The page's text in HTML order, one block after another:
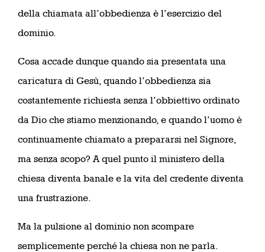
della chiamata all’obbedienza è l’esercizio del
dominio.
Cosa accade dunque quando sia presentata una
caricatura di Gesù, quando l’obbedienza sia
costantemente richiesta senza l’obbiettivo ordinato
da Dio che stiamo menzionando, e quando l’uomo è
continuamente chiamato a prepararsi nel Signore,
ma senza scopo? A quel punto il ministero della
chiesa diventa banale e la vita del credente diventa
una frustrazione.
Ma la pulsione al dominio non scompare
semplicemente perché la chiesa non ne parla.